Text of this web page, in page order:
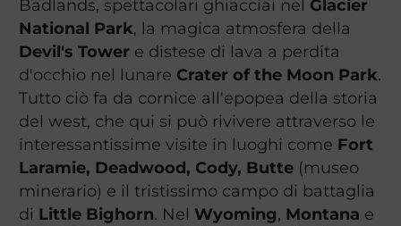
Badlands, spettacolari ghiacciai nel Glacier
National Park, la magica atmosfera della
Devil's Tower e distese di lava a perdita
d'occhio nel lunare Crater of the Moon Park.
Tutto ciò fa da cornice all'epopea della storia
del west, che qui si può rivivere attraverso le
interessantissime visite in luoghi come Fort
Laramie, Deadwood, Cody, Butte(museo
minerario) e il tristissimo campo di battaglia
di Little Bighorn. Nel Wyoming, Montana e